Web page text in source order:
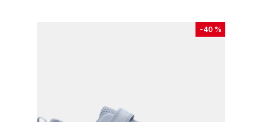
-40 %